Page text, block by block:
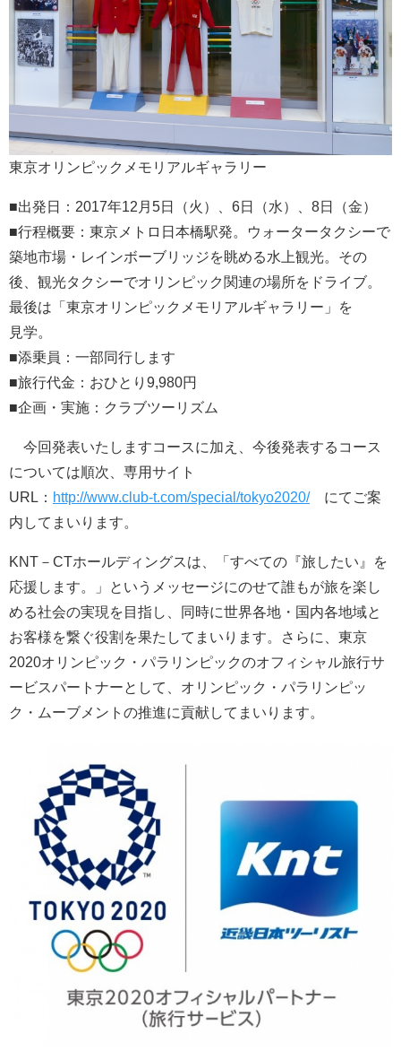
東京オリンピックメモリアルギャラリー
■出発日：2017年12月5日（火）、6日（水）、8日（金）
■行程概要：東京メトロ日本橋駅発。ウォータータクシーで
築地市場・レインボーブリッジを眺める水上観光。その
後、観光タクシーでオリンピック関連の場所をドライブ。
最後は「東京オリンピックメモリアルギャラリー」を
見学。
■添乗員：一部同行します
■旅行代金：おひとり9,980円
■企画・実施：クラブツーリズム
今回発表いたしますコースに加え、今後発表するコース
については順次、専用サイト
URL： http://www.club-t.com/special/tokyo2020/ にてご案
内してまいります。
KNT－CTホールディングスは、「すべての『旅したい』を
応援します。」というメッセージにのせて誰もが旅を楽し
める社会の実現を目指し、同時に世界各地・国内各地域と
お客様を繋ぐ役割を果たしてまいります。さらに、東京
2020オリンピック・パラリンピックのオフィシャル旅行サ
ービスパートナーとして、オリンピック・パラリンピッ
ク・ムーブメントの推進に貢献してまいります。